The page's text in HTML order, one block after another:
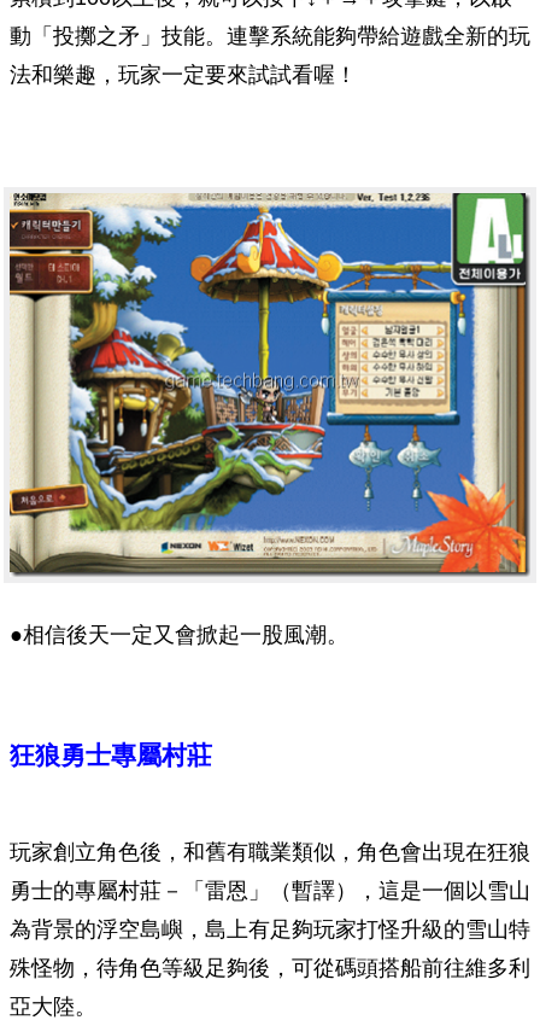
動「投擲之矛」技能。連擊系統能夠帶給遊戲全新的玩
法和樂趣，玩家一定要來試試看喔！
●相信後天一定又會掀起一股風潮。
狂狼勇士專屬村莊
玩家創立角色後，和舊有職業類似，角色會出現在狂狼
勇士的專屬村莊－「雷恩」（暫譯），這是一個以雪山
為背景的浮空島嶼，島上有足夠玩家打怪升級的雪山特
殊怪物，待角色等級足夠後，可從碼頭搭船前往維多利
亞大陸。